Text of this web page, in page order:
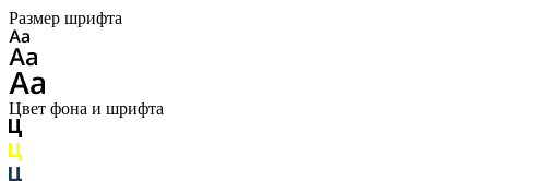
Размер шрифта
Цвет фона и шрифта